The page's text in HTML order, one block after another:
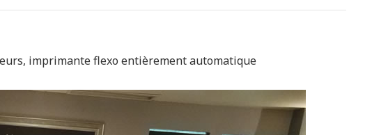
imprimante flexo entièrement automatique